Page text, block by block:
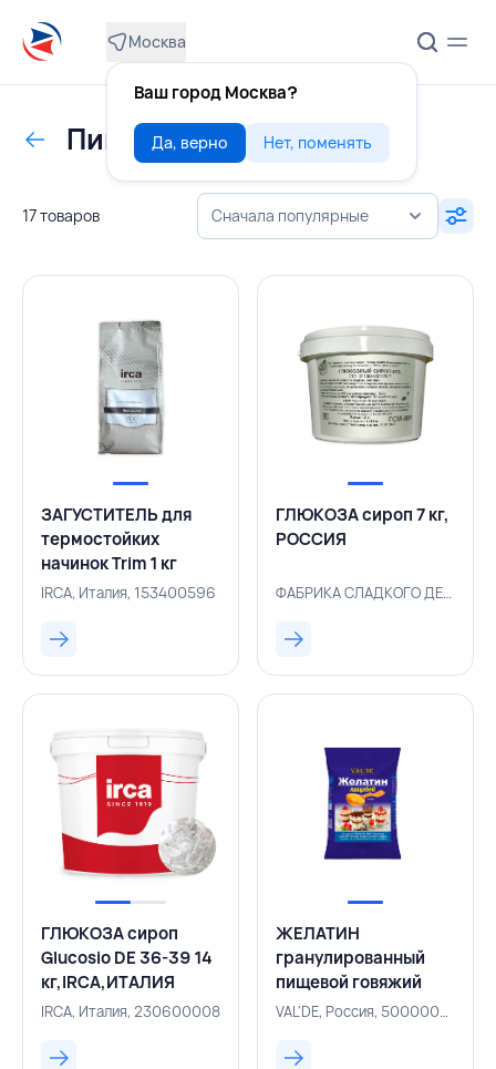
Москва
Ваш город Москва?
Да, верно Нет, поменять
Пищевые добавки
17 товаров Сначала популярные
ЗАГУСТИТЕЛЬ для
термостойких
начинок Trim 1 кг
IRCA, ИТАЛИЯ
IRCA, Италия, 153400596
ГЛЮКОЗА сироп 7 кг,
РОССИЯ
ФАБРИКА СЛАДКОГО ДЕКОРА, Россия, 153400607
ГЛЮКОЗА сироп
Glucosio DE 36-39 14
кг,IRCA,ИТАЛИЯ
IRCA, Италия, 230600008
ЖЕЛАТИН
гранулированный
пищевой говяжий
180-185 bloom 0,5 кг,VAL'DE, Россия, 500000578